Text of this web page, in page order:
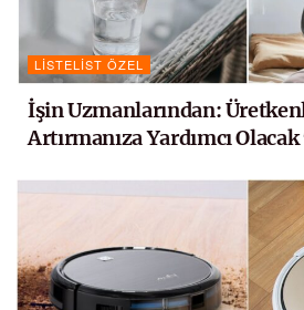
LISTELIST ÖZEL
İşin Uzmanlarından:
Artırmanıza Yardımcı